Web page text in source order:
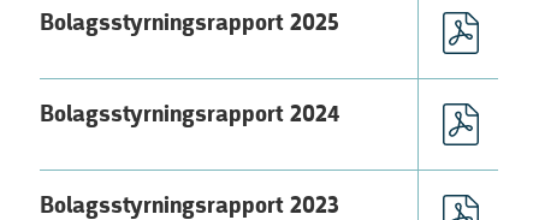
Bolagsstyrningsrapport 2025
Bolagsstyrningsrapport 2024
Bolagsstyrningsrapport 2023